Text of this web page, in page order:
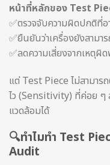
หน้าที่หลักของ Test
✅ตรวจจับความผิดปกติที่อ
✅ยืนยันว่าเครื่องยังสามา
✅ลดความเสี่ยงจากเหตุผิ
แต่ Test Piece ไม่สามาร
ไว (Sensitivity) ที่ค่อย ๆ
แวดล้อมได้
🔍ทำไมทำ Test
Audit